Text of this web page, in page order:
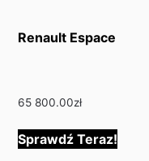
Renault Espace
65 800.00zł
Sprawdź Teraz!